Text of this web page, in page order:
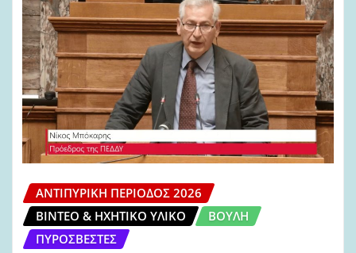
ΑΝΤΙΠΥΡΙΚΉ ΠΕΡΊΟΔΟΣ 2026
ΒΊΝΤΕΟ & ΗΧΗΤΙΚΌ ΥΛΙΚΌ
ΒΟΥΛΉ
ΠΥΡΟΣΒΈΣΤΕΣ